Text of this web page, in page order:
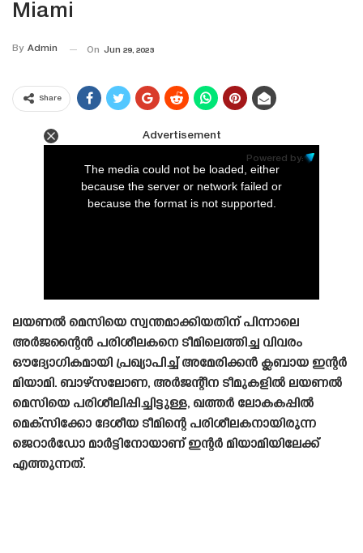
Miami
By Admin On Jun 29, 2023
Share
Advertisement
Powered by:
The media could not be loaded, either
because the server or network failed or
because the format is not supported.
ലയണൽ മെസിയെ സ്വന്തമാക്കിയതിന് പിന്നാലെ
അർജന്റൈൻ പരിശീലകനെ ടീമിലെത്തിച്ച വിവരം
ഔദ്യോഗികമായി പ്രഖ്യാപിച്ച് അമേരിക്കൻ ക്ലബായ ഇന്റർ
മിയാമി. ബാഴ്‌സലോണ, അർജന്റീന ടീമുകളിൽ ലയണൽ
മെസിയെ പരിശീലിപ്പിച്ചിട്ടുള്ള, ഖത്തർ ലോകകപ്പിൽ
മെക്‌സിക്കോ ദേശീയ ടീമിന്റെ പരിശീലകനായിരുന്ന
ജെറാർഡോ മാർട്ടിനോയാണ് ഇന്റർ മിയാമിയിലേക്ക്
എത്തുന്നത്.